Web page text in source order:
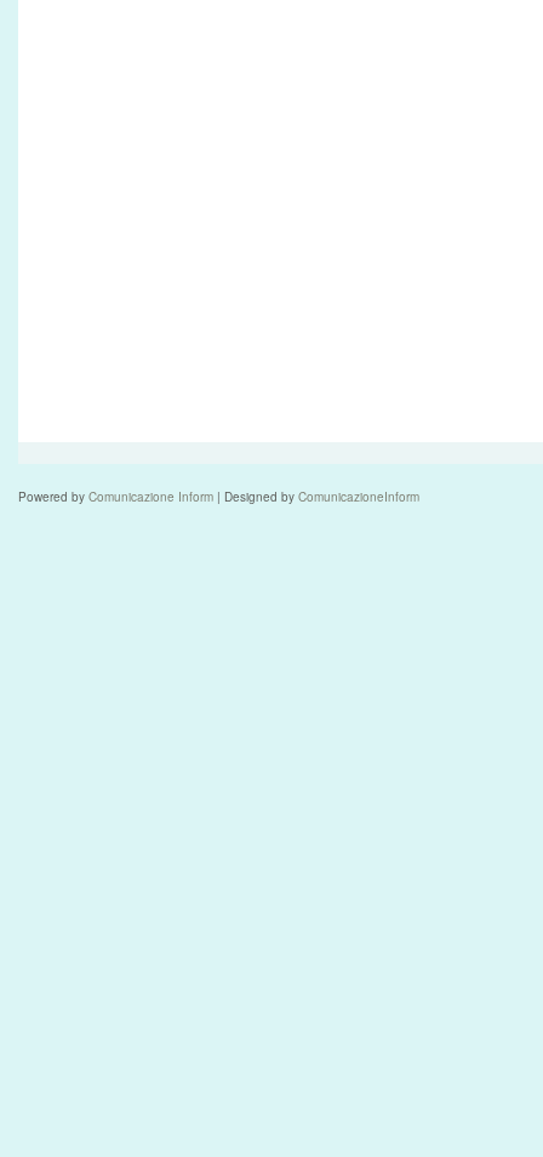
Powered by Comunicazione Inform | Designed by ComunicazioneInform